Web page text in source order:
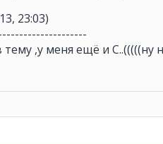
23:03)
тему ,у меня ещё и